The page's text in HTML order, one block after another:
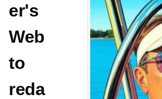
er's
Web
to
reda